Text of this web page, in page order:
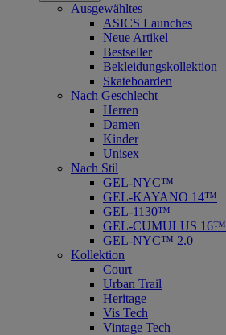
Ausgewähltes
ASICS Launches
Neue Artikel
Bestseller
Bekleidungskollektion
Skateboarden
Nach Geschlecht
Herren
Damen
Kinder
Unisex
Nach Stil
GEL-NYC™
GEL-KAYANO 14™
GEL-1130™
GEL-CUMULUS 16™
GEL-NYC™ 2.0
Kollektion
Court
Urban Trail
Heritage
Vis Tech
Vintage Tech